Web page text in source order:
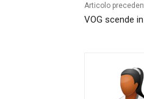
Articolo
VOG scende